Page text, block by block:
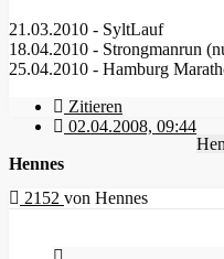
21.03.2010 - SyltLauf
18.04.2010 - Strongmanrun
25.04.2010 - Hamburg
Zitieren
02.04.2008, 09:44
Hennes
2152 von Hennes